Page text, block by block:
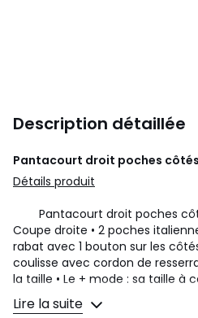
Description détaillée
Pantacourt droit poches
Détails produit
Pantacourt droit poches
Coupe droite • 2 poches
rabat avec 1 bouton sur les
coulisse avec cordon de
la taille • Le + mode : sa taille à
Composition produit
Lire la suite